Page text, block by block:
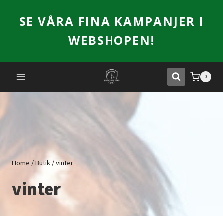
SE VÅRA FINA KAMPANJER I
WEBSHOPEN!
0
Home /Butik /vinter
vinter